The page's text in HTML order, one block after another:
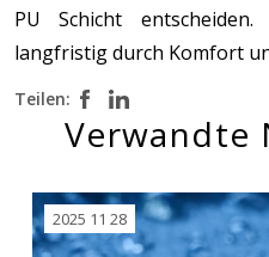
PU Schicht
langfristig durch Komfort
Teilen:
Verwandte
2025 11 28